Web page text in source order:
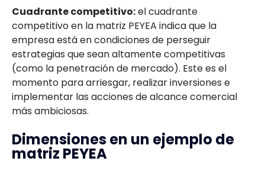
Cuadrante competitivo:el cuadrante
competitivo en la matriz PEYEA indica que la
empresa está en condiciones de perseguir
estrategias que sean altamente competitivas
(como la penetración de mercado). Este es el
momento para arriesgar, realizar inversiones e
implementar las acciones de alcance comercial
más ambiciosas.
Dimensiones en un ejemplo de
matriz PEYEA